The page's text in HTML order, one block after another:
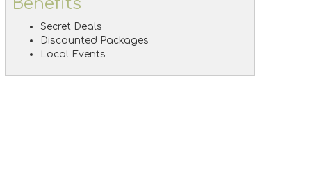
Secret Deals
Discounted Packages
Local Events